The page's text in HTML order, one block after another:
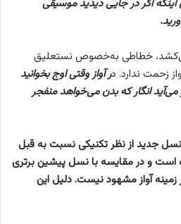
اینکه اگر در جایی دیدید موسیقی
خطاطی به‌خصوص نستعلیق
زحمت ندارد. در آواز وقتی اوج بخوانید
انگار که بدن می‌خواهد منفجر
نسل جدید از نظر تکنیکی نسبت به قبل
است و در مقایسه با نسل پیشین برتری
زمینه آواز مشهود نیست. دلیل این